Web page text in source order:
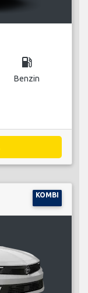
local_gas_station
Benzin
KOMBI